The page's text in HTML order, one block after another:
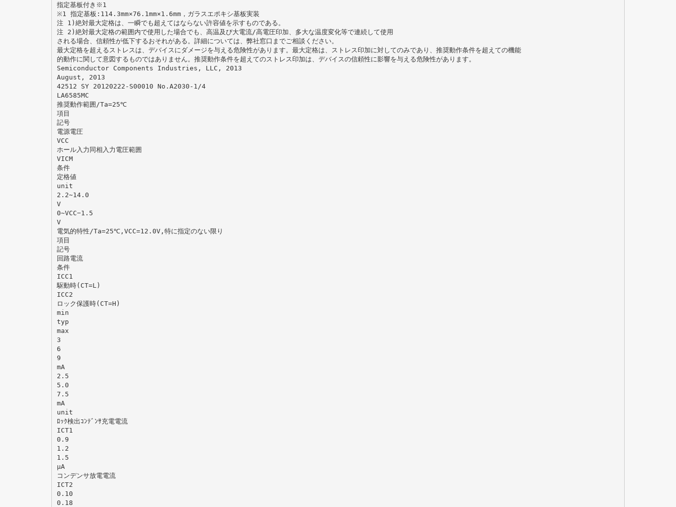
指定基板付き※1
※1 指定基板:114.3mm×76.1mm×1.6mm，ガラスエポキシ基板実装
注 1)絶対最大定格は、一瞬でも超えてはならない許容値を示すものである。
注 2)絶対最大定格の範囲内で使用した場合でも、高温及び大電流/高電圧印加、多大な温度変化等で連続して使用
される場合、信頼性が低下するおそれがある。詳細については、弊社窓口までご相談ください。
最大定格を超えるストレスは、デバイスにダメージを与える危険性があります。最大定格は、ストレス印加に対してのみであり、推奨動作条件を超えての機能
的動作に関して意図するものではありません。推奨動作条件を超えてのストレス印加は、デバイスの信頼性に影響を与える危険性があります。
Semiconductor Components Industries, LLC, 2013
August, 2013
42512 SY 20120222-S00010 No.A2030-1/4
LA6585MC
推奨動作範囲/Ta=25℃
項目
記号
電源電圧
VCC
ホール入力同相入力電圧範囲
VICM
条件
定格値
unit
2.2∼14.0
V
0∼VCC−1.5
V
電気的特性/Ta=25℃,VCC=12.0V,特に指定のない限り
項目
記号
回路電流
条件
ICC1
駆動時(CT=L)
ICC2
ロック保護時(CT=H)
min
typ
max
3
6
9
mA
2.5
5.0
7.5
mA
unit
ﾛｯｸ検出ｺﾝﾃﾞﾝｻ充電電流
ICT1
0.9
1.2
1.5
μA
コンデンサ放電電流
ICT2
0.10
0.18